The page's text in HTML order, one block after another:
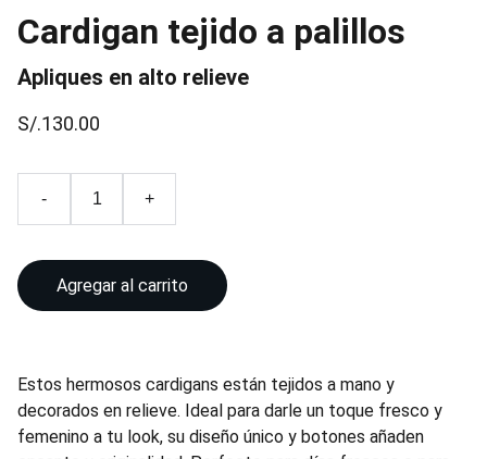
Cardigan tejido a palillos
Apliques en alto relieve
S/.130.00
- +
Agregar al carrito
Estos hermosos cardigans están tejidos a mano y
decorados en relieve. Ideal para darle un toque fresco y
femenino a tu look, su diseño único y botones añaden